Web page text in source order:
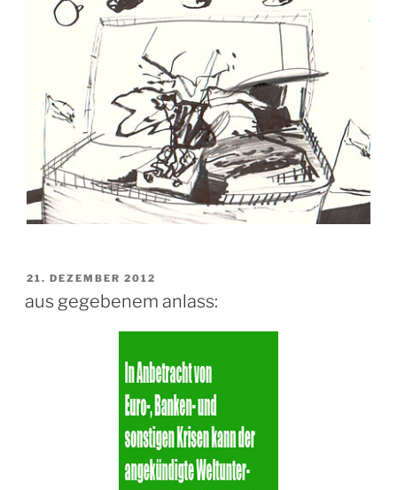
VERÖFFENTLICHT
21. DEZEMBER 2012
aus gegebenem anlass: